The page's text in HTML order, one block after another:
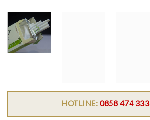
HOTLINE: 0858 474 333